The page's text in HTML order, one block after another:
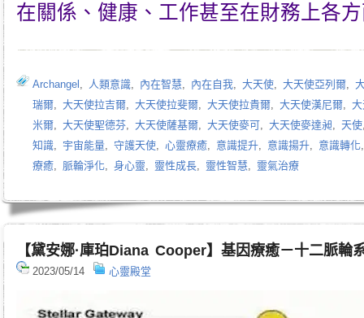
在關係、健康、工作甚至在財務上各
Archangel , 人類意識, 內在智慧, 內在自我, 大天使, 大天使亞列爾,
瑞爾, 大天使拉吉爾, 大天使拉斐爾, 大天使拉貴爾, 大天使漢尼爾,
米爾, 大天使聖德芬, 大天使薩基爾, 大天使麥可, 大天使麥達昶, 天使
知識, 宇宙能量, 守護天使, 心靈療癒, 意識提升, 意識揚升, 意識轉化
療癒, 脈輪淨化, 身心靈, 靈性成長, 靈性智慧, 靈氣治療
【黛安娜·庫珀Diana Cooper】基因療癒－十二脈輪
2023/05/14 心靈殿堂